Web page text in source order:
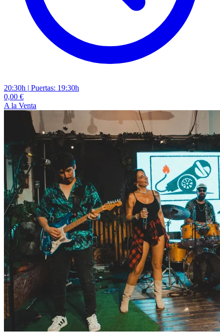
20:30h | Puertas: 19:30h
0,00 €
A la Venta